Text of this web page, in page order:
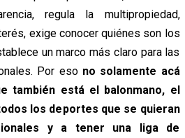
regula la multipropiedad,
exige conocer quiénes son los
un marco más claro para las
Por eso no solamente acá
también está el balonmano, el
los deportes que se quieran
y a tener una liga de